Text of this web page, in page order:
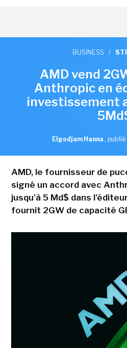
BUSINESS /
AMD vend
Anthropic en
investissement
Elgodjam Hanna ,
AMD, le fournisseur de
signé un accord avec
jusqu'à 5 Md$ dans
fournit 2GW de capacité